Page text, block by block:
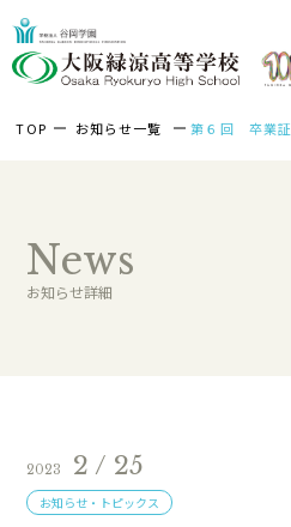
TOP お知らせ一覧 第６回 卒業
News
お知らせ詳細
2023 2 / 25
お知らせ・トピックス